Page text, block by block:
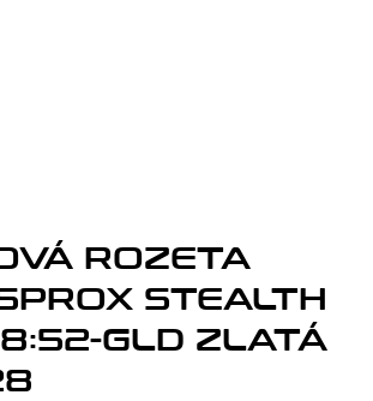
ROZETA
STEALTH
GLD ZLATÁ